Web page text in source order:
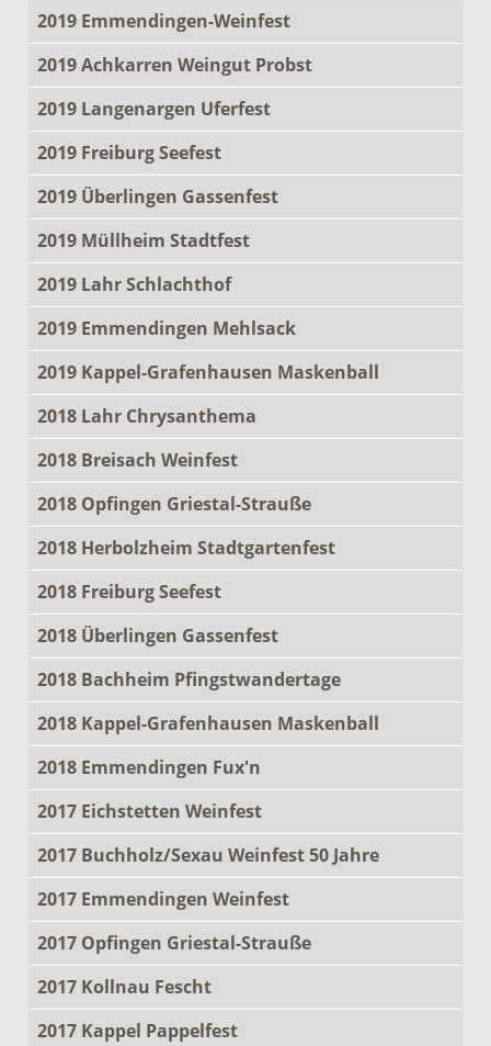
2019 Emmendingen-Weinfest
2019 Achkarren Weingut Probst
2019 Langenargen Uferfest
2019 Freiburg Seefest
2019 Überlingen Gassenfest
2019 Müllheim Stadtfest
2019 Lahr Schlachthof
2019 Emmendingen Mehlsack
2019 Kappel-Grafenhausen Maskenball
2018 Lahr Chrysanthema
2018 Breisach Weinfest
2018 Opfingen Griestal-Strauße
2018 Herbolzheim Stadtgartenfest
2018 Freiburg Seefest
2018 Überlingen Gassenfest
2018 Bachheim Pfingstwandertage
2018 Kappel-Grafenhausen Maskenball
2018 Emmendingen Fux'n
2017 Eichstetten Weinfest
2017 Buchholz/Sexau Weinfest 50 Jahre
2017 Emmendingen Weinfest
2017 Opfingen Griestal-Strauße
2017 Kollnau Fescht
2017 Kappel Pappelfest